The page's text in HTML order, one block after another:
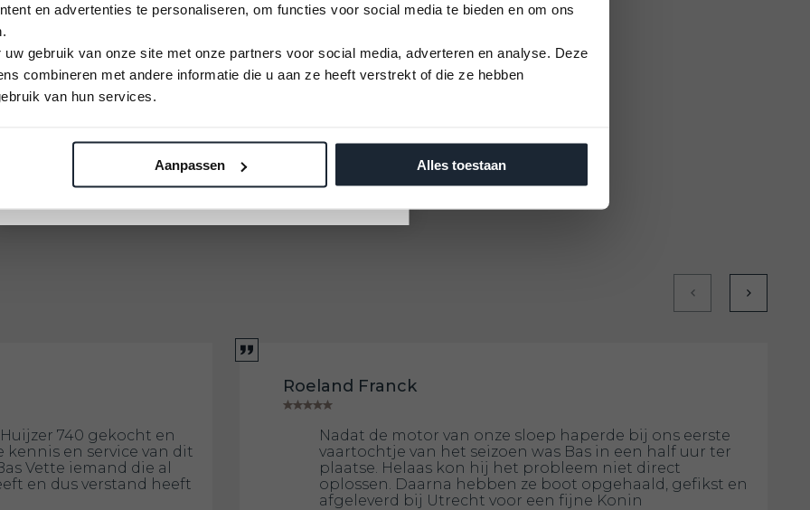
en advertenties te personaliseren, om functies voor social media te bieden en om ons
gebruik van onze site met onze partners voor social media, adverteren en analyse. Deze
combineren met andere informatie die u aan ze heeft verstrekt of die ze hebben
van hun services.
Aanpassen Alles toestaan
U kunt alleen nog plekken reserveren op 12
September 2026
Vaarbewijs cursus
610, Primeur 615,
700 Sloep, Primeur
Primeur 850 Cabin,
740 gekocht en
en service van dit
Vette iemand die al
en dus verstand heeft
Roeland Franck
Nadat de motor van onze sloep haperde bij ons eerste
vaartochtje van het seizoen was Bas in een half uur ter
plaatse. Helaas kon hij het probleem niet direct
oplossen. Daarna hebben ze boot opgehaald, gefikst en
afgeleverd bij Utrecht voor een fijne Konin